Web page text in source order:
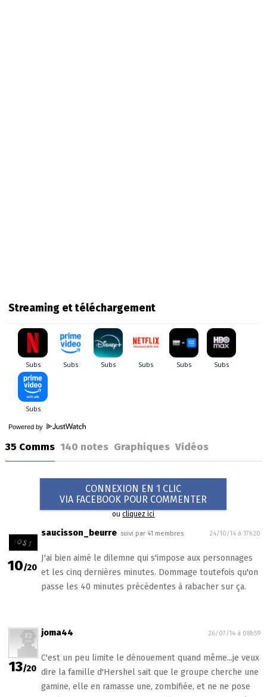
Streaming et téléchargement
Powered by
35 Comms 140 notes Graphiques Vidéos
CONNEXION EN 1 CLIC
VIA FACEBOOK POUR COMMENTER
oucliquez ici
10/20
saucisson_beurre suivi par 41 membres 24/10/14 à 17h20
J'ai bien aimé le dilemne qui s'impose aux personnages
et les cinq dernières minutes. Dommage toutefois qu'on
passe les 40 minutes précédentes à rabacher sur ça.
13/20
joma44 26/07/14 à 08h59
C'est un peu limite le dénouement quand même...je veux
dire la famille d'Hershel sait que le groupe cherche une
gamine, elle en ramasse une, zombifiée, et ne ne pose